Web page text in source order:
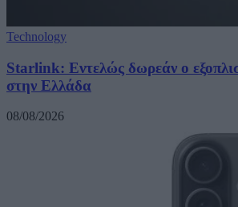
Technology
Starlink: Εντελώς δωρεάν ο
στην Ελλάδα
08/08/2026